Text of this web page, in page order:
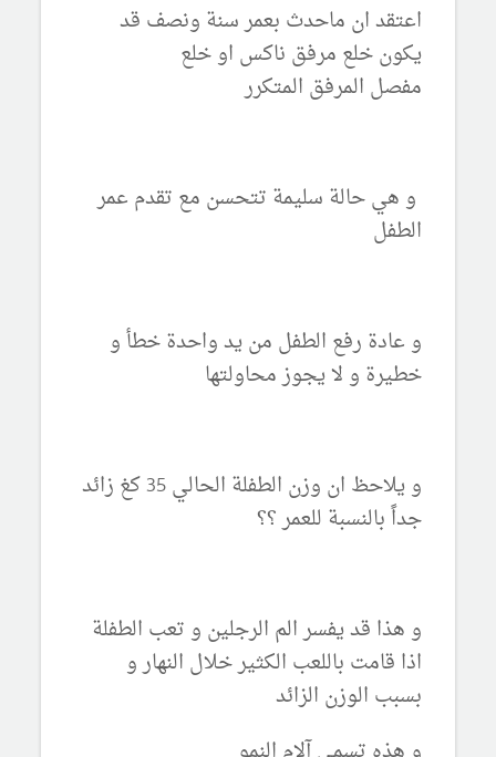
اعتقد ان ماحدث بعمر سنة ونصف قد
يكون خلع مرفق ناكس او خلع
مفصل المرفق المتكرر
و هي حالة سليمة تتحسن مع تقدم عمر
الطفل
و عادة رفع الطفل من يد واحدة خطأ و
خطيرة و لا يجوز محاولتها
و يلاحظ ان وزن الطفلة الحالي 35 كغ زائد
جداً بالنسبة للعمر ؟؟
و هذا قد يفسر الم الرجلين و تعب الطفلة
اذا قامت باللعب الكثير خلال النهار و
بسبب الوزن الزائد